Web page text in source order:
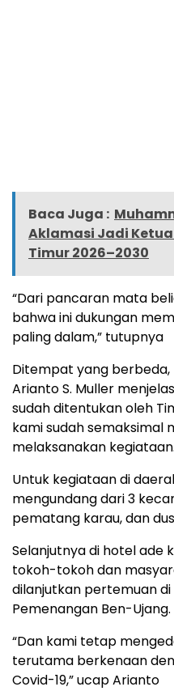
Baca Juga :
Aklamasi Jadi Ketua
Timur 2026–2030
“Dari pancaran mata
bahwa ini dukungan
paling dalam,” tutupnya
Ditempat yang berbeda,
Arianto S. Muller
sudah ditentukan oleh
kami sudah semaksimal
melaksanakan kegiataan.
Untuk kegiataan di
mengundang dari 3
pematang karau, dan
Selanjutnya di hotel ade
tokoh-tokoh dan
dilanjutkan pertemuan
Pemenangan Ben-Ujang.
“Dan kami tetap
terutama berkenaan
Covid-19,” ucap Arianto